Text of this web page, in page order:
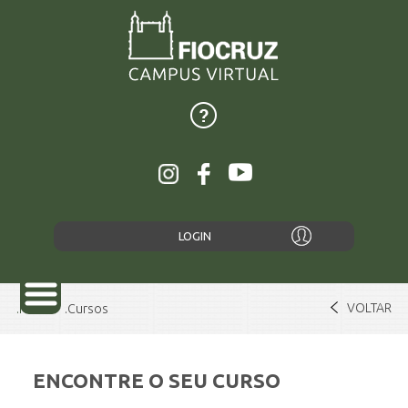
LOGIN
SOBRE
Home Cursos VOLTAR
ENCONTRE O SEU CURSO